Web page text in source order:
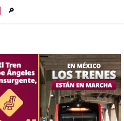
🔎